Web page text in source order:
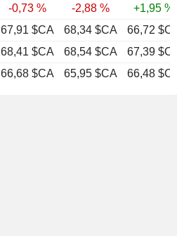
-0,73 % -2,88 %
+1,95 %
67,91 $CA 68,34 $CA
66,72
68,41 $CA 68,54 $CA
67,39
66,68 $CA 65,95 $CA 66,48